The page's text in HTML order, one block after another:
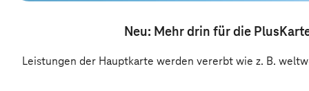
Neu: Mehr drin für die
Leistungen der Hauptkarte werden vererbt wie z. B.